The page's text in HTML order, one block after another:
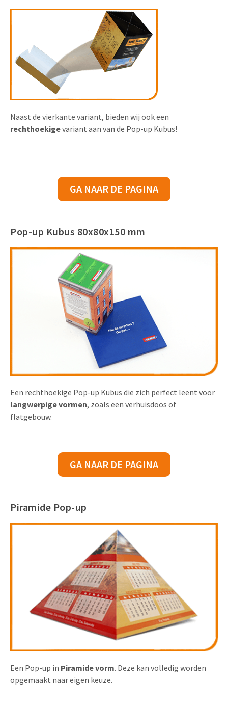
Naast de vierkante variant, bieden wij ook een
rechthoekigevariant aan van de Pop-up Kubus!
GA NAAR DE PAGINA
Pop-up Kubus 80x80x150 mm
Een rechthoekige Pop-up Kubus die zich perfect leent voor
langwerpigevormen, zoals een verhuisdoos of
flatgebouw.
GA NAAR DE PAGINA
Piramide Pop-up
Een Pop-up in Piramidevorm. Deze kan volledig worden
opgemaakt naar eigen keuze.